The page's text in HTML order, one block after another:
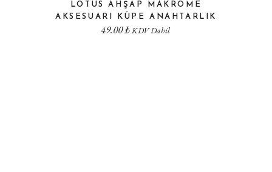
LOTUS AHŞAP MAKROME
AKSESUARI KÜPE ANAHTARLIK
49.00₺KDV Dahil